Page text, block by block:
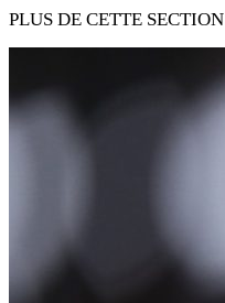
PLUS DE CETTE SECTION